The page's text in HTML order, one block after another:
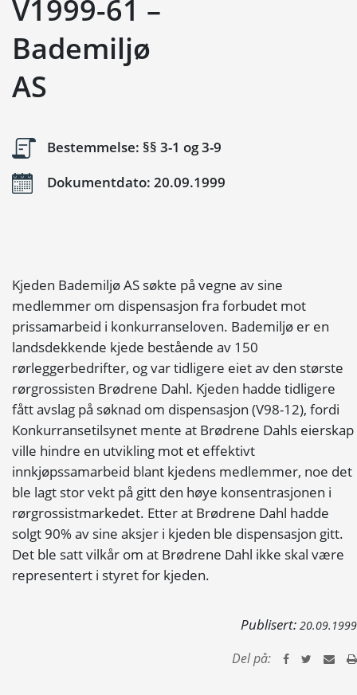
V1999-61 –
Bademiljø
AS
Bestemmelse: §§ 3-1 og 3-9
Dokumentdato: 20.09.1999
Kjeden Bademiljø AS søkte på vegne av sine
medlemmer om dispensasjon fra forbudet mot
prissamarbeid i konkurranseloven. Bademiljø er en
landsdekkende kjede bestående av 150
rørleggerbedrifter, og var tidligere eiet av den største
rørgrossisten Brødrene Dahl. Kjeden hadde tidligere
fått avslag på søknad om dispensasjon (V98-12), fordi
Konkurransetilsynet mente at Brødrene Dahls eierskap
ville hindre en utvikling mot et effektivt
innkjøpssamarbeid blant kjedens medlemmer, noe det
ble lagt stor vekt på gitt den høye konsentrasjonen i
rørgrossistmarkedet. Etter at Brødrene Dahl hadde
solgt 90% av sine aksjer i kjeden ble dispensasjon gitt.
Det ble satt vilkår om at Brødrene Dahl ikke skal være
representert i styret for kjeden.
Publisert: 20.09.1999
Del på: